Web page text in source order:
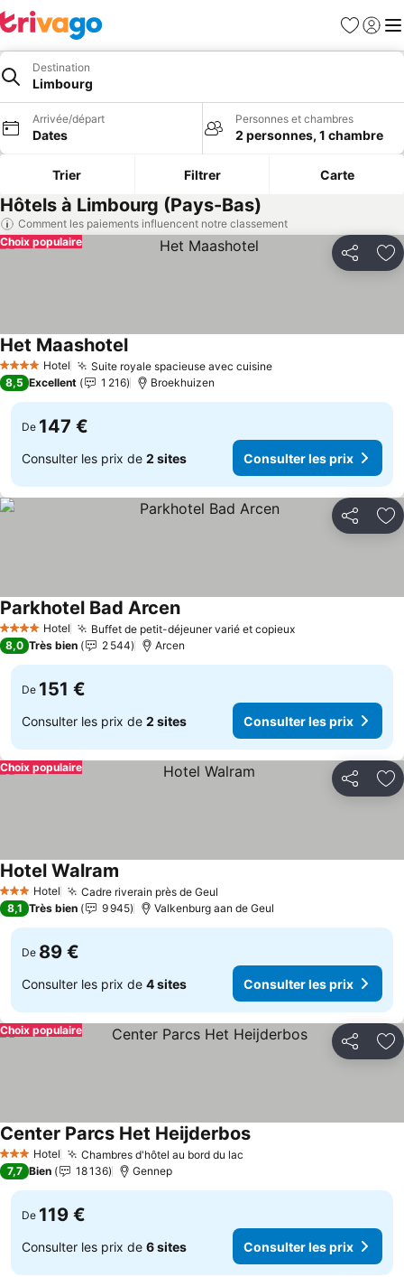
Favoris
Se
Destination
Limbourg
Arrivée/départ
Dates
Personnes et chambres
2 personnes, 1 chambre
Trier Filtrer Carte
Hôtels à Limbourg (Pays-Bas)
Comment les paiements influencent notre classement
Partager
Choix populaire
4 Étoiles Hotel Suite royale spacieuse avec cuisineConsulter les prix
Het MaashotelConsulter les prix
8,5 Excellent 1 216 Broekhuizen
De 147 €
Consulter les prix de 2 sites Consulter les prix
Partager
4 Étoiles Hotel Buffet de petit-déjeuner varié et copieuxConsulter les
Parkhotel Bad ArcenConsulter les prix
8,0 Très bien 2 544 Arcen
De 151 €
Consulter les prix de 2 sites Consulter les prix
Partager
Choix populaire
3 ÉtoilesHotel Cadre riverain près de Geul
Hotel Walram
8,1 Très bien 9 945 Valkenburg aan de Geul
De 89 €
Consulter les prix de 4 sites Consulter les prix
Partager
Choix populaire
3 ÉtoilesHotel Chambres d'hôtel au bord du lac
Center Parcs Het HeijderbosConsulter les prix
7,7 Bien 18 136 Gennep
De 119 €
Consulter les prix de 6 sites Consulter les prix